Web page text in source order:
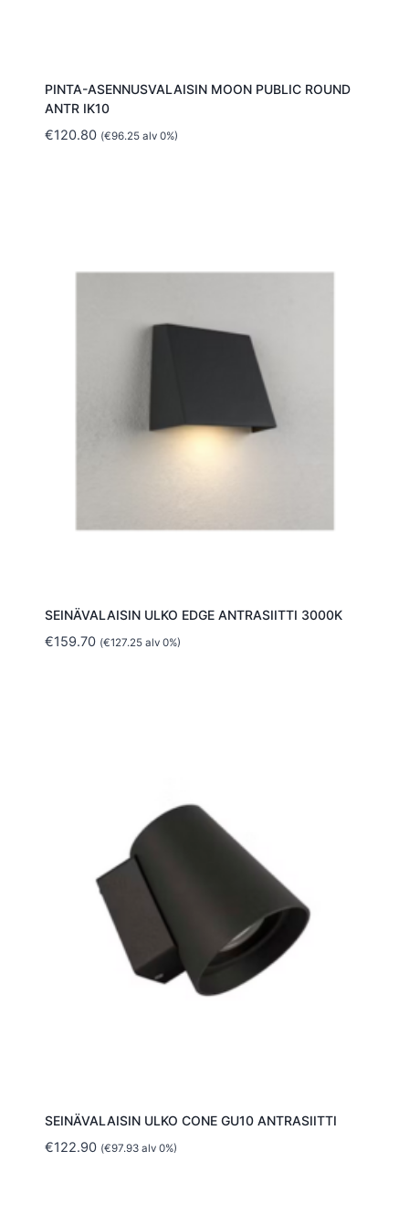
PINTA-ASENNUSVALAISIN MOON PUBLIC ROUND
ANTR IK10
€120.80 (€96.25alv 0%)
SEINÄVALAISIN ULKO EDGE ANTRASIITTI 3000K
€159.70 (€127.25alv 0%)
SEINÄVALAISIN ULKO CONE GU10 ANTRASIITTI
€122.90 (€97.93alv 0%)